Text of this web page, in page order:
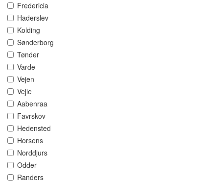
Fredericia
Haderslev
Kolding
Sønderborg
Tønder
Varde
Vejen
Vejle
Aabenraa
Favrskov
Hedensted
Horsens
Norddjurs
Odder
Randers